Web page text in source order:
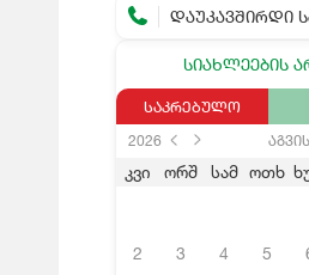
ᲓᲐᲣᲙᲐᲕᲨᲘᲠᲓᲘ
ᲡᲘᲐᲮᲚᲔᲔᲑᲘᲡ
ᲡᲐᲙᲠᲔᲑᲣᲚᲝ
2026
კვი ორშ სამ ოთხ
2 3 4 5